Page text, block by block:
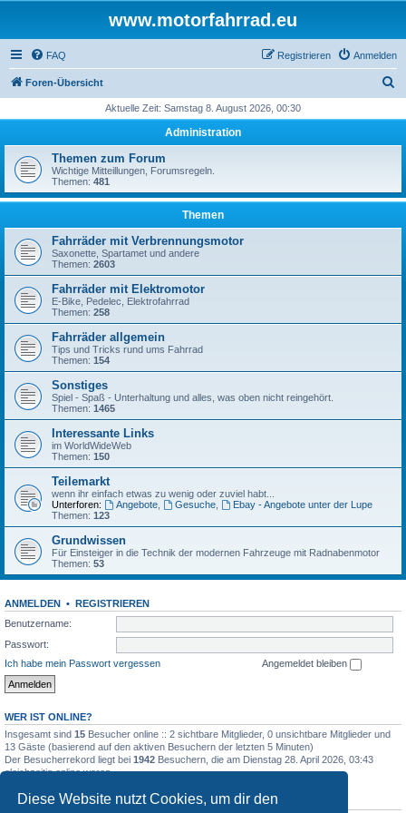
Diese Website nutzt Cookies, um dir den
www.motorfahrrad.eu
FAQ Anmelden
Registrieren
Foren-Übersicht
h
Aktuelle Zeit: Samstag 8. August 2026, 00:30
Administration
Themen zum Forum
Wichtige Mitteillungen, Forumsregeln.
Themen: 481
Themen
Fahrräder mit Verbrennungsmotor
Saxonette, Spartamet und andere
Themen: 2603
Fahrräder mit Elektromotor
E-Bike, Pedelec, Elektrofahrrad
Themen: 258
Fahrräder allgemein
Tips und Tricks rund ums Fahrrad
Themen: 154
Sonstiges
Spiel - Spaß - Unterhaltung und alles, was oben nicht reingehört.
Themen: 1465
Interessante Links
im WorldWideWeb
Themen: 150
Teilemarkt
wenn ihr einfach etwas zu wenig oder zuviel habt...
Unterforen:
Angebote, Gesuche,
Ebay - Angebote unter der Lupe
Themen: 123
Grundwissen
Für Einsteiger in die Technik der modernen Fahrzeuge mit Radnabenmotor
Themen: 53
ANMELDEN • REGISTRIEREN
Benutzername:
Passwort:
Ich habe mein Passwort vergessen
Angemeldet bleiben
WER IST ONLINE?
Insgesamt sind 15 Besucher online :: 2 sichtbare Mitglieder, 0 unsichtbare Mitglieder und
13 Gäste (basierend auf den aktiven Besuchern der letzten 5 Minuten)
Der Besucherrekord liegt bei 1942 Besuchern, die am Dienstag 28. April 2026, 03:43
gleichzeitig online waren.
STATISTIK